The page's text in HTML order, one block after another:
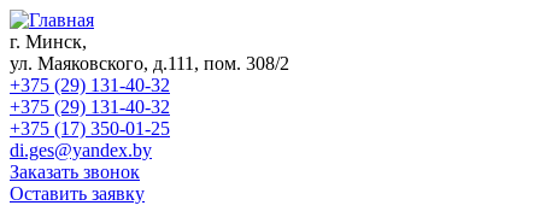
г. Минск,
ул. Маяковского, д.111, пом. 308/2
+375 (29) 131-40-32
+375 (29) 131-40-32
+375 (17) 350-01-25
di.ges@yandex.by
Заказать звонок
Оставить заявку